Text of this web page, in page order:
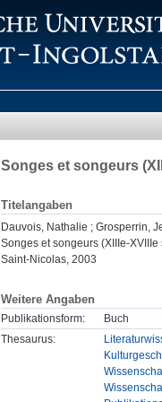
Songes et songeurs
Titelangaben
Dauvois, Nathalie ; Grosperrin,
Songes et songeurs (XIIIe-XVIIIe
Saint-Nicolas, 2003
Weitere Angaben
Publikationsform:
Buch
Thesaurus: